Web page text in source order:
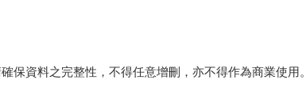
保資料之完整性，不得任意增刪，亦不得作為商業使用。